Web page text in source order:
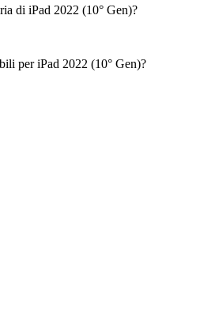
di iPad 2022 (10° Gen)?
per iPad 2022 (10° Gen)?